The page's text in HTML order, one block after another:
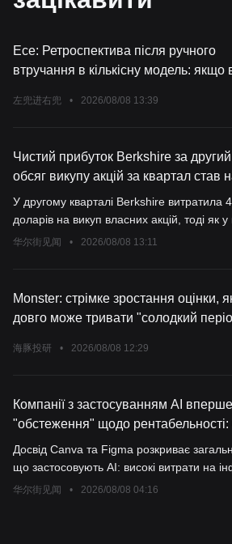
Есе: Ретроспектива після ручного
втручання в кількісну модель: якщо
左兜进右兜 • 2026/08/08 13:39
Чистий прибуток Berkshire за
обсяг викупу акцій за квартал став
останні 5 років, Google увійшла до
холдингів.
У другому кварталі Berkshire витратила
доларів на викуп власних акцій, тоді як
масштаб викупу складав лише близько
другий квартал. Крім того, компанія у
купила акцій приблизно на 19,8
витратила близько 10 мільярдів
звичайних акцій Alphabet, і Google
华尔街见闻 • 2026/08/08 13:11
Monster: стрімке зростання оцінки,
довго може тривати "солодкий
海豚投研 • 2026/08/08 12:29
Компанії з застосуванням AI
"обстеження" щодо
знижує темпи зростання, Figma
на обчислення
Досвід Canva та Figma розкриває
що застосовують AI: високі витрати на
зменшують валову маржу й порушують
华尔街见闻 • 2026/08/08 04:16